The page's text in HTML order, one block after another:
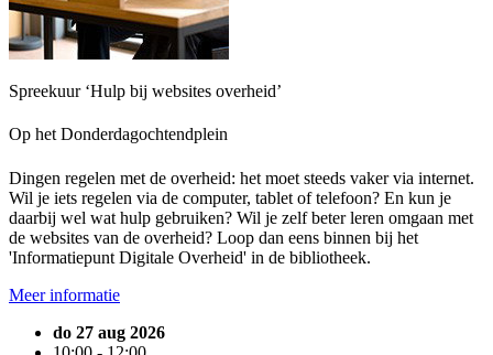
Spreekuur ‘Hulp bij websites overheid’
Op het Donderdagochtendplein
Dingen regelen met de overheid: het moet steeds vaker via internet.
Wil je iets regelen via de computer, tablet of telefoon? En kun je
daarbij wel wat hulp gebruiken? Wil je zelf beter leren omgaan met
de websites van de overheid? Loop dan eens binnen bij het
'Informatiepunt Digitale Overheid' in de bibliotheek.
Meer informatie
do 27 aug 2026